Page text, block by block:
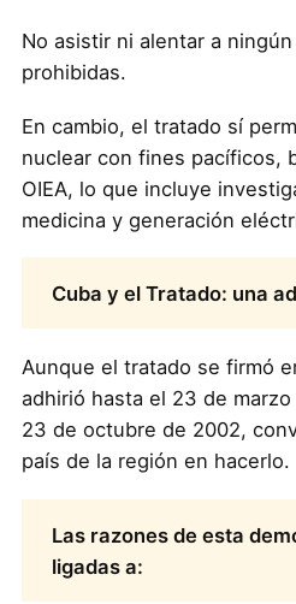
No asistir ni alentar a
prohibidas.
En cambio, el tratado sí
nuclear con fines pacíficos,
OIEA, lo que incluye
medicina y generación
Cuba y el Tratado: una
Aunque el tratado se firmó
adhirió hasta el 23 de
23 de octubre de 2002,
país de la región en hacerlo.
Las razones de esta
ligadas a: